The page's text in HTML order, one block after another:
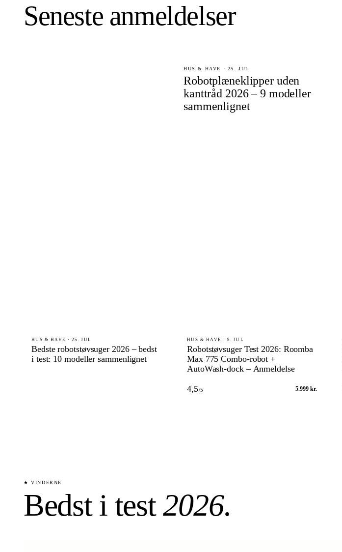
Seneste anmeldelser
HUS & HAVE · 25. JUL
Robotplæneklipper uden
kanttråd 2026 – 9 modeller
sammenlignet
HUS & HAVE · 25. JUL
Bedste robotstøvsuger 2026 – bedst
i test: 10 modeller sammenlignet
HUS & HAVE · 9. JUL
Robotstøvsuger Test 2026: Roomba
Max 775 Combo-robot +
AutoWash-dock – Anmeldelse
4,5/5 5.999 kr.
★ VINDERNE
Bedst i test2026.